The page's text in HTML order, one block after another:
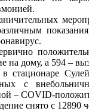
на дому, а 594 –
стационаре
с
– COVID-
снято с 12890